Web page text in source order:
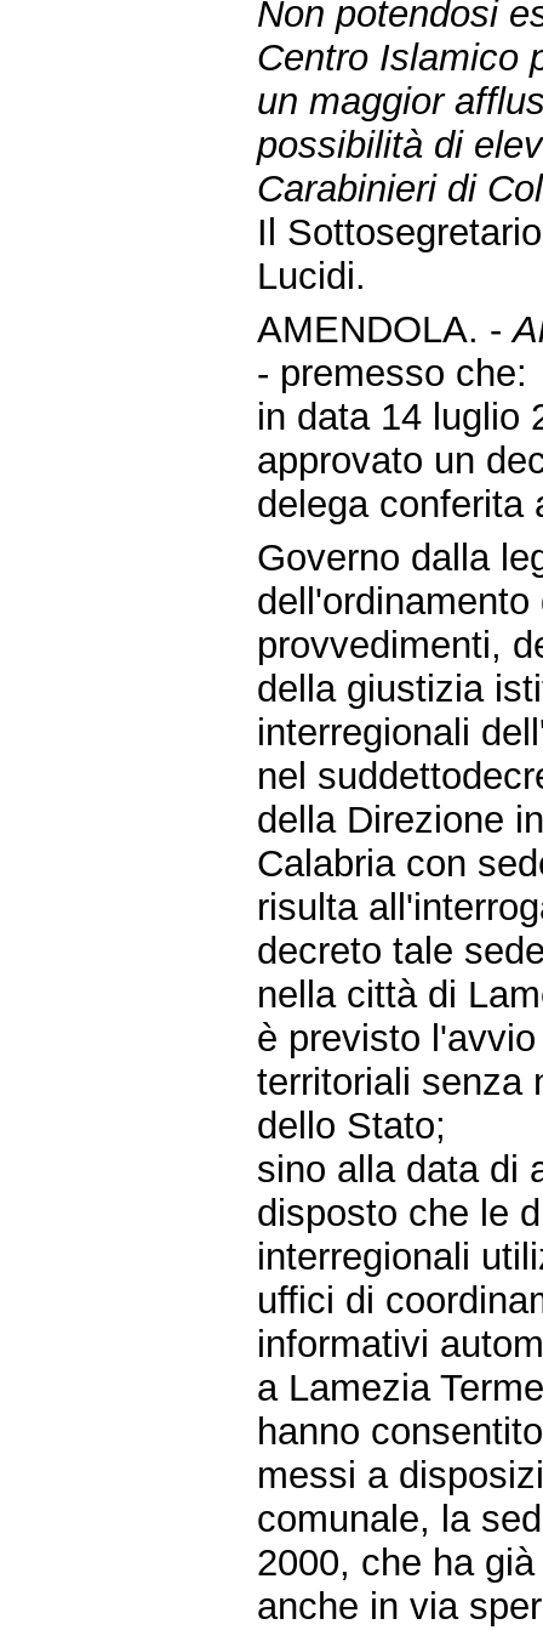
Non potendosi
Centro Islamico
un maggior
possibilità di
Carabinieri di
Il
Lucidi.
AMENDOLA. -
- premesso che:
in data 14 luglio
approvato un
delega conferita
Governo dalla
provvedimenti,
della giustizia
interregionali
nel
della Direzione
Calabria con
risulta
decreto tale
nella città di
è previsto
territoriali senza
dello Stato;
sino alla data di
disposto che le
interregionali
uffici di
informativi
a Lamezia
hanno
messi a
comunale, la
2000, che ha
anche in via